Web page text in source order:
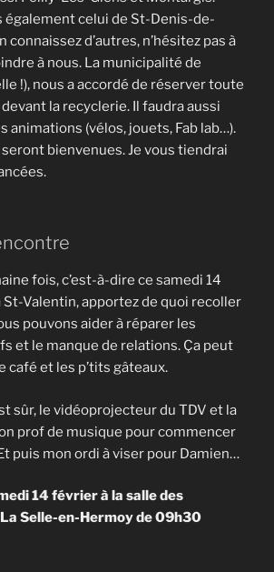
également celui de St-Denis-de-
connaissez d’autres, n’hésitez pas à
à nous. La municipalité de
!), nous a accordé de réserver toute
la recyclerie. Il faudra aussi
animations (vélos, jouets, Fab lab…).
bienvenues. Je vous tiendrai
fois, c’est-à-dire ce samedi 14
St-Valentin, apportez de quoi recoller
pouvons aider à réparer les
et le manque de relations. Ça peut
café et les p’tits gâteaux.
sûr, le vidéoprojecteur du TDV et la
prof de musique pour commencer
puis mon ordi à viser pour Damien…
14 février à la salle des
Selle-en-Hermoy de 09h30